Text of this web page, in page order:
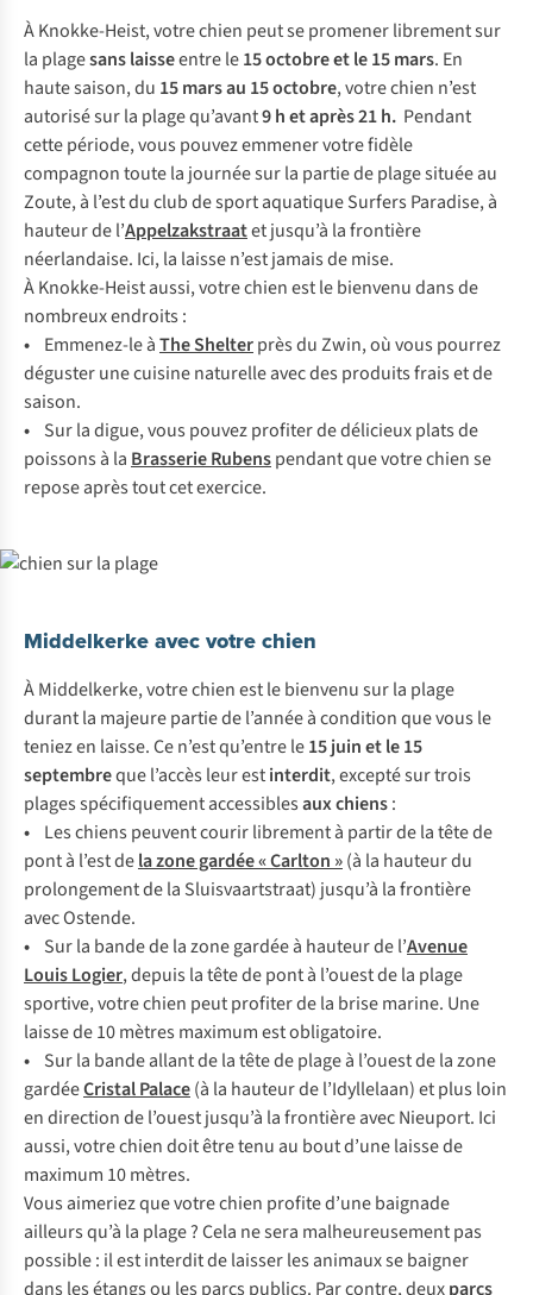
À Knokke-Heist, votre chien peut se promener librement sur
la plagesans laisseentre le15 octobre et le 15 mars. En
haute saison, du 15 mars au 15 octobre, votre chien n’est
autorisé sur la plage qu’avant9 h et après 21 h. Pendant
cette période, vous pouvez emmener votre fidèle
compagnon toute la journée sur la partie de plage située au
Zoute, à l’est du club de sport aquatique Surfers Paradise, à
hauteur del’Appelzakstraatet jusqu’à la frontière
néerlandaise. Ici, la laisse n’est jamais de mise.
À Knokke-Heist aussi, votre chien est le bienvenu dans de
nombreux endroits :
• Emmenez-le àThe Shelterprès du Zwin, où vous pourrez
déguster une cuisine naturelle avec des produits frais et de
saison.
• Sur la digue, vous pouvez profiter de délicieux plats de
poissons à la Brasserie Rubenspendant que votre chien se
repose après tout cet exercice.
Middelkerke avec votre chien
À Middelkerke, votre chien est le bienvenu sur la plage
durant la majeure partie de l’année à condition que vous le
teniez en laisse. Ce n’est qu’entre le15 juin et le 15
septembreque l’accès leur estinterdit, excepté sur trois
plages spécifiquement accessiblesaux chiens:
• Les chiens peuvent courir librement à partir de la tête de
pont à l’est dela zone gardée « Carlton »(à la hauteur du
prolongement de la Sluisvaartstraat) jusqu’à la frontière
avec Ostende.
• Sur la bande de la zone gardée à hauteur de l’Avenue
Louis Logier, depuis la tête de pont à l’ouest de la plage
sportive, votre chien peut profiter de la brise marine. Une
laisse de 10 mètres maximum est obligatoire.
• Sur la bande allant de la tête de plage à l’ouest de la zone
gardéeCristal Palace(à la hauteur de l’Idyllelaan) et plus loin
en direction de l’ouest jusqu’à la frontière avec Nieuport. Ici
aussi, votre chien doit être tenu au bout d’une laisse de
maximum 10 mètres.
Vous aimeriez que votre chien profite d’une baignade
ailleurs qu’à la plage ? Cela ne sera malheureusement pas
possible : il est interdit de laisser les animaux se baigner
dans les étangs ou les parcs publics. Par contre, deuxparcs